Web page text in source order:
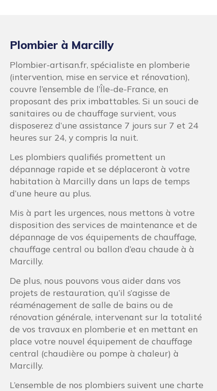
Plombier à Marcilly
Plombier-artisan.fr, spécialiste en plomberie
(intervention, mise en service et rénovation),
couvre l’ensemble de l’Île-de-France, en
proposant des prix imbattables. Si un souci de
sanitaires ou de chauffage survient, vous
disposerez d’une assistance 7 jours sur 7 et 24
heures sur 24, y compris la nuit.
Les plombiers qualifiés promettent un
dépannage rapide et se déplaceront à votre
habitation à Marcilly dans un laps de temps
d’une heure au plus.
Mis à part les urgences, nous mettons à votre
disposition des services de maintenance et de
dépannage de vos équipements de chauffage,
chauffage central ou ballon d’eau chaude à à
Marcilly.
De plus, nous pouvons vous aider dans vos
projets de restauration, qu’il s’agisse de
réaménagement de salle de bains ou de
rénovation générale, intervenant sur la totalité
de vos travaux en plomberie et en mettant en
place votre nouvel équipement de chauffage
central (chaudière ou pompe à chaleur) à
Marcilly.
L’ensemble de nos plombiers suivent une charte